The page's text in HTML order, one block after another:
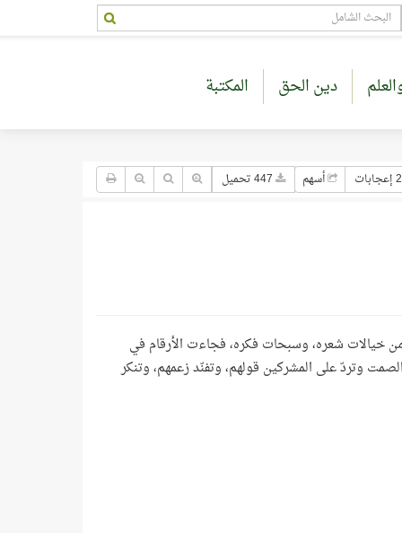
دين الحق المكتبة
أسهم
من خيالات شعره، وسبحات فكره، فجاءت الأرقام في
وتردّ على المشركين قولهم، وتفنّد زعمهم، وتنكر